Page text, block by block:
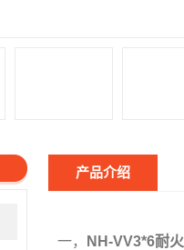
产品介绍
一， NH-VV3*6耐